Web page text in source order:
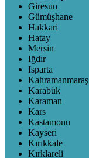
Giresun
Gümüşhane
Hakkari
Hatay
Mersin
Iğdır
Isparta
Kahramanmaraş
Karabük
Karaman
Kars
Kastamonu
Kayseri
Kırıkkale
Kırklareli